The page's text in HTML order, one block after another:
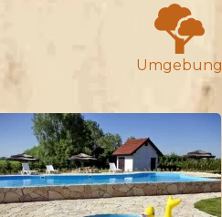
Umgebung